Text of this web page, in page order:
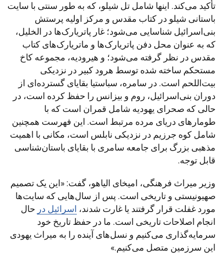
تأکید می‌کند. اینها شامل تل شیلو، که به طور سنتی با سایت
باستانی شیلو در کتاب مقدس و مرکز اولیه پرستش
بنی‌اسرائیل شناسایی می‌شود؛ غار پاتریارک‌ها در الخلیل،
که به عنوان محل دفن پاتریارک‌ها و ماتریارک‌های کتاب
مقدس در نظر گرفته می‌شود؛ و هیرودیه، مجموعه کاخ
مستحکم ساخته شده توسط هرود کبیر در نزدیکی
بیت‌اللحم است. در سامره، سباستیا بقایای گسترده‌ای از
دوران بنی‌اسرائیل، روم و بیزانس را حفظ کرده است، در
حالی که صحرای یهودیه شامل قمران است که با
طومارهای دریای مرده مرتبط است. این فهرست همچنین
شامل کوه جرزیم در نزدیکی نابلس است، مکانی با اهمیت
مذهبی بزرگ برای جامعه سامری با بقایای باستان‌شناسی
قابل توجه.
وزیر میراث فرهنگی، امیخای الیاهو، گفت: «این یک تصمیم
صهیونیستی و تاریخی است. پس از سال‌هایی که سایت‌ها
مورد غفلت قرار گرفتند یا غارت شدند، اسرائیل در حال
انجام اصلاحات تاریخی است. ما در حفظ تاریخ خود
سرمایه‌گذاری می‌کنیم و نسل‌های آینده را به میراث یهودی
این سرزمین متصل می‌کنیم.»